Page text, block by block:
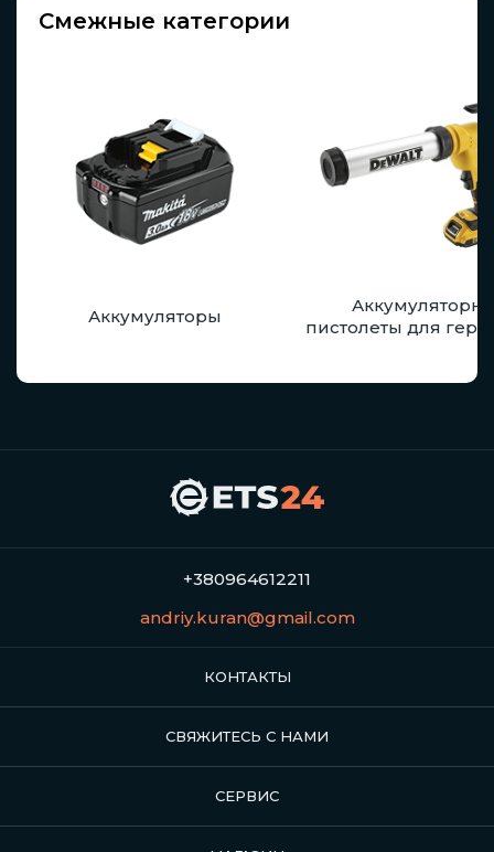
Смежные категории
Аккумуляторы
пистолеты для
+380964612211
andriy.kuran@gmail.com
КОНТАКТЫ
СВЯЖИТЕСЬ С НАМИ
СЕРВИС